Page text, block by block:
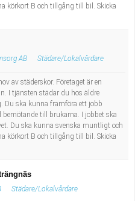
körkort B och tillgång till bil. Skicka
AB Städare/Lokalvårdare
av städerskor. Företaget är en
I tjänsten städar du hos äldre
Du ska kunna framföra ett jobb
bemötande till brukarna. I jobbet ska
Du ska kunna svenska muntligt och
körkort B och tillgång till bil. Skicka
Städare/Lokalvårdare